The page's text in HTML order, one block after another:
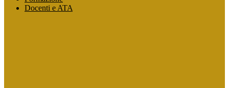
Docenti e ATA